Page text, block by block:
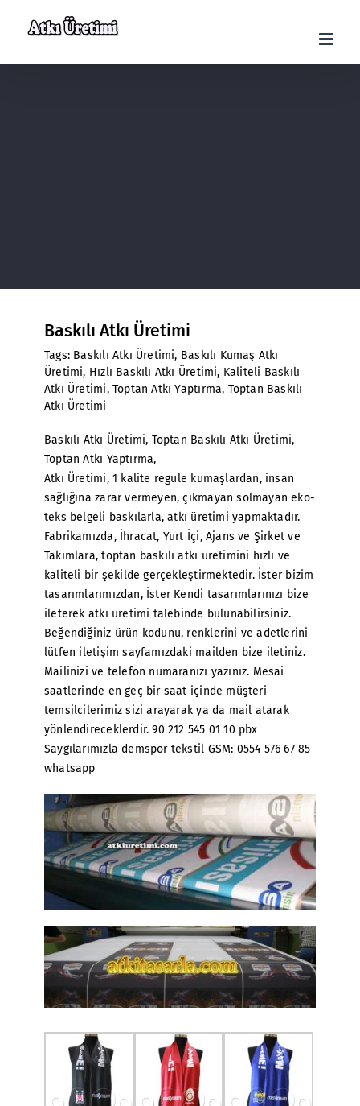
Baskılı Atkı Üretimi
Tags: Baskılı Atkı Üretimi, Baskılı Kumaş Atkı
Üretimi, Hızlı Baskılı Atkı Üretimi, Kaliteli Baskılı
Atkı Üretimi, Toptan Atkı Yaptırma, Toptan Baskılı
Atkı Üretimi
Baskılı Atkı Üretimi, Toptan Baskılı Atkı Üretimi,
Toptan Atkı Yaptırma,
Atkı Üretimi, 1 kalite regule kumaşlardan, insan
sağlığına zarar vermeyen, çıkmayan solmayan eko-
teks belgeli baskılarla, atkı üretimi yapmaktadır.
Fabrikamızda, İhracat, Yurt İçi, Ajans ve Şirket ve
Takımlara, toptan baskılı atkı üretimini hızlı ve
kaliteli bir şekilde gerçekleştirmektedir. İster bizim
tasarımlarımızdan, İster Kendi tasarımlarınızı bize
ileterek atkı üretimi talebinde bulunabilirsiniz.
Beğendiğiniz ürün kodunu, renklerini ve adetlerini
lütfen iletişim sayfamızdaki mailden bize iletiniz.
Mailinizi ve telefon numaranızı yazınız. Mesai
saatlerinde en geç bir saat içinde müşteri
temsilcilerimiz sizi arayarak ya da mail atarak
yönlendireceklerdir. 90 212 545 01 10 pbx
Saygılarımızla demspor tekstil GSM: 0554 576 67 85
whatsapp